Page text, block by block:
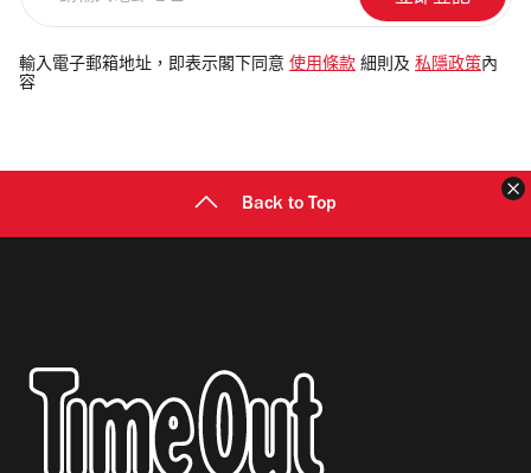
電
郵
輸入電子郵箱地址，即表示閣下同意 使用條款 細則及 私隱政策 內
容
Back to Top